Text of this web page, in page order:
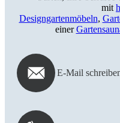
mit
Designgartenmöbeln,
einer
E-Mail